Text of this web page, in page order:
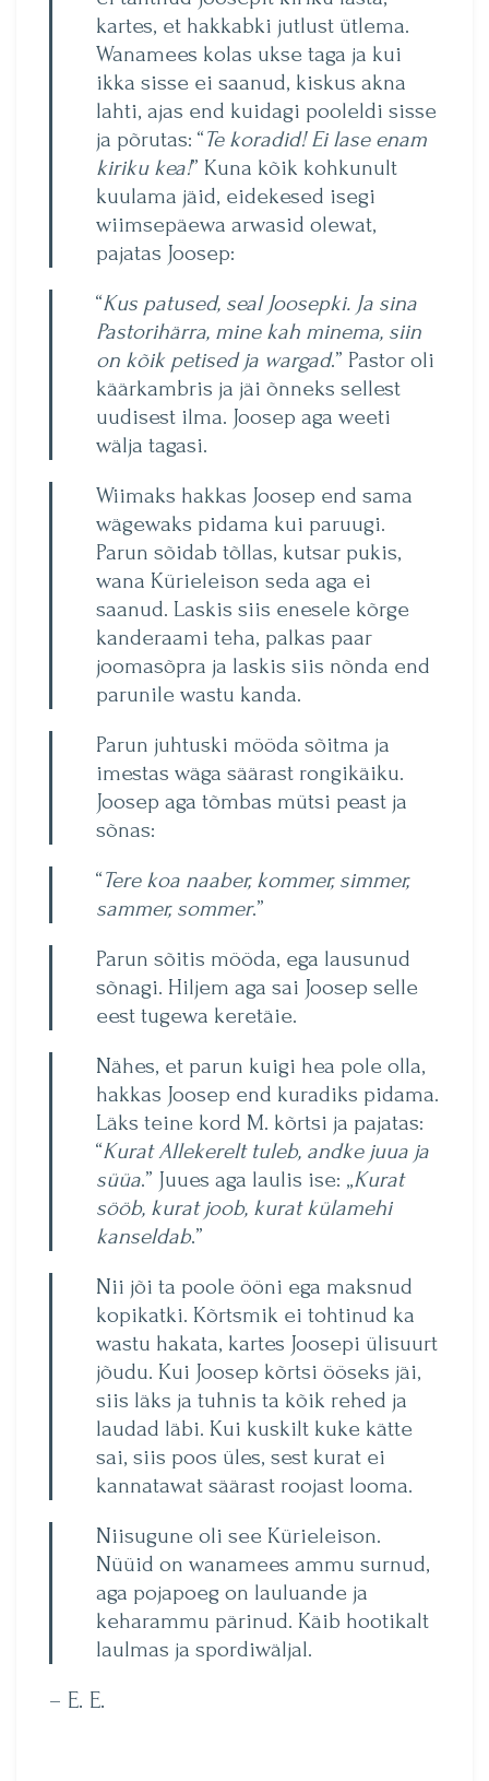
kartes, et hakkabki jutlust ütlema.
Wanamees kolas ukse taga ja kui
ikka sisse ei saanud, kiskus akna
lahti, ajas end kuidagi pooleldi sisse
ja põrutas: “Te koradid! Ei lase enam
kiriku kea!” Kuna kõik kohkunult
kuulama jäid, eidekesed isegi
wiimsepäewa arwasid olewat,
pajatas Joosep:
“Kus patused, seal Joosepki. Ja sina
Pastorihärra, mine kah minema, siin
on kõik petised ja wargad.” Pastor oli
käärkambris ja jäi õnneks sellest
uudisest ilma. Joosep aga weeti
wälja tagasi.
Wiimaks hakkas Joosep end sama
wägewaks pidama kui paruugi.
Parun sõidab tõllas, kutsar pukis,
wana Kürieleison seda aga ei
saanud. Laskis siis enesele kõrge
kanderaami teha, palkas paar
joomasõpra ja laskis siis nõnda end
parunile wastu kanda.
Parun juhtuski mööda sõitma ja
imestas wäga säärast rongikäiku.
Joosep aga tõmbas mütsi peast ja
sõnas:
“Tere koa naaber, kommer, simmer,
sammer, sommer.”
Parun sõitis mööda, ega lausunud
sõnagi. Hiljem aga sai Joosep selle
eest tugewa keretäie.
Nähes, et parun kuigi hea pole olla,
hakkas Joosep end kuradiks pidama.
Läks teine kord M. kõrtsi ja pajatas:
“Kurat Allekerelt tuleb, andke juua ja
süüa.” Juues aga laulis ise: „Kurat
sööb, kurat joob, kurat külamehi
kanseldab.”
Nii jõi ta poole ööni ega maksnud
kopikatki. Kõrtsmik ei tohtinud ka
wastu hakata, kartes Joosepi ülisuurt
jõudu. Kui Joosep kõrtsi ööseks jäi,
siis läks ja tuhnis ta kõik rehed ja
laudad läbi. Kui kuskilt kuke kätte
sai, siis poos üles, sest kurat ei
kannatawat säärast roojast looma.
Niisugune oli see Kürieleison.
Nüüid on wanamees ammu surnud,
aga pojapoeg on lauluande ja
keharammu pärinud. Käib hootikalt
laulmas ja spordiwäljal.
– E. E.